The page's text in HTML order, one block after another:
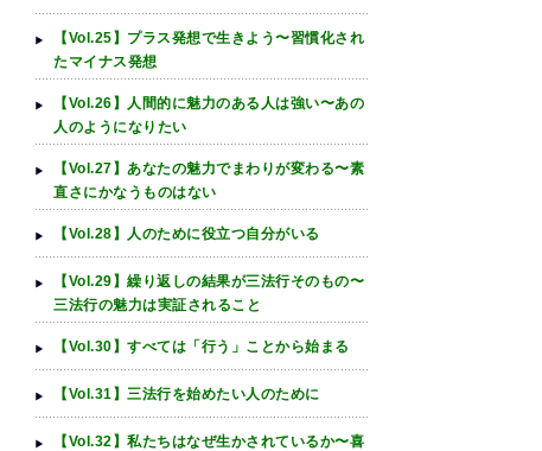
【Vol.25】プラス発想で生きよう〜習慣化され
たマイナス発想
【Vol.26】人間的に魅力のある人は強い〜あの
人のようになりたい
【Vol.27】あなたの魅力でまわりが変わる〜素
直さにかなうものはない
【Vol.28】人のために役立つ自分がいる
【Vol.29】繰り返しの結果が三法行そのもの〜
三法行の魅力は実証されること
【Vol.30】すべては「行う」ことから始まる
【Vol.31】三法行を始めたい人のために
【Vol.32】私たちはなぜ生かされているか〜喜